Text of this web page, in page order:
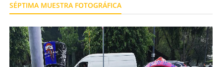
SÉPTIMA MUESTRA FOTOGRÁFICA